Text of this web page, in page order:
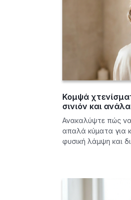
Κομψά
σινιόν και
Ανακαλύψτε πώς να
απαλά κύματα για
φυσική λάμψη και